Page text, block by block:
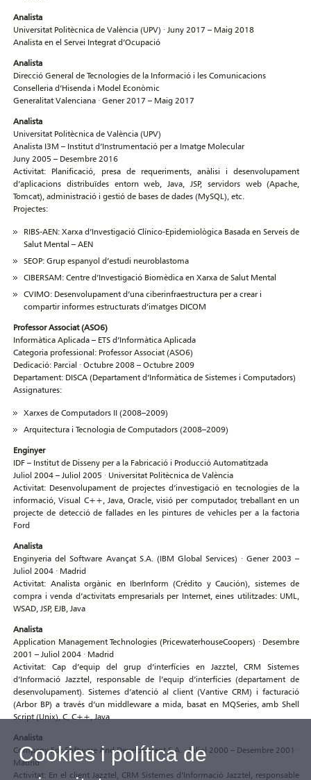
Analista
Universitat Politècnica de València (UPV) · Juny 2017 – Maig 2018
Analista en el Servei Integrat d’Ocupació
Analista
Direcció General de Tecnologies de la Informació i les Comunicacions
Conselleria d’Hisenda i Model Econòmic
Generalitat Valenciana · Gener 2017 – Maig 2017
Analista
Universitat Politècnica de València (UPV)
Analista I3M – Institut d’Instrumentació per a Imatge Molecular
Juny 2005 – Desembre 2016
Activitat: Planificació, presa de requeriments, anàlisi i desenvolupament
d’aplicacions distribuïdes entorn web, Java, JSP, servidors web (Apache,
Tomcat), administració i gestió de bases de dades (MySQL), etc.
Projectes:
RIBS-AEN: Xarxa d’Investigació Clínico-Epidemiològica Basada en Serveis de
Salut Mental – AEN
SEOP: Grup espanyol d’estudi neuroblastoma
CIBERSAM: Centre d’Investigació Biomèdica en Xarxa de Salut Mental
CVIMO: Desenvolupament d’una ciberinfraestructura per a crear i
compartir informes estructurats d’imatges DICOM
Professor Associat (ASO6)
Informàtica Aplicada – ETS d’Informàtica Aplicada
Categoria professional: Professor Associat (ASO6)
Dedicació: Parcial · Octubre 2008 – Octubre 2009
Departament: DISCA (Departament d’Informàtica de Sistemes i Computadors)
Assignatures:
Xarxes de Computadors II (2008–2009)
Arquitectura i Tecnologia de Computadors (2008–2009)
Enginyer
IDF – Institut de Disseny per a la Fabricació i Producció Automatitzada
Juliol 2004 – Juliol 2005 · Universitat Politècnica de València
Activitat: Desenvolupament de projectes d’investigació en tecnologies de la
informació, Visual C++, Java, Oracle, visió per computador, treballant en un
projecte de detecció de fallades en les pintures de vehicles per a la factoria
Ford
Analista
Enginyeria del Software Avançat S.A. (IBM Global Services) · Gener 2003 –
Juliol 2004 · Madrid
Activitat: Analista orgànic en IberInform (Crédito y Caución), sistemes de
compra i venda d’activitats empresarials per Internet, eines utilitzades: UML,
WSAD, JSP, EJB, Java
Analista
Application Management Technologies (PricewaterhouseCoopers) · Desembre
2001 – Juliol 2004 · Madrid
Activitat: Cap d’equip del grup d’interfícies en Jazztel, CRM Sistemes
d’Informació Jazztel, responsable de l’equip d’interfícies (departament de
desenvolupament). Sistemes d’atenció al client (Vantive CRM) i facturació
(Arbor BP) a través d’un middleware a mida, basat en MQSeries, amb Shell
Script (Unix), C, C++, Java
Analista
Company For Software And Development S.A. · Juliol 2000 – Desembre 2001 ·
Madrid
Activitat: En el client Jazztel, CRM Sistemes d’Informació Jazztel, responsable
Cookies i política de